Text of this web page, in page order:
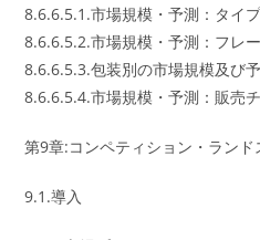
8.6.6.5.1.市場規模・予測：タイ
8.6.6.5.2.市場規模・予測：フレ
8.6.6.5.3.包装別の市場規模及び
8.6.6.5.4.市場規模・予測：販売
第9章:コンペティション・ランド
9.1.導入